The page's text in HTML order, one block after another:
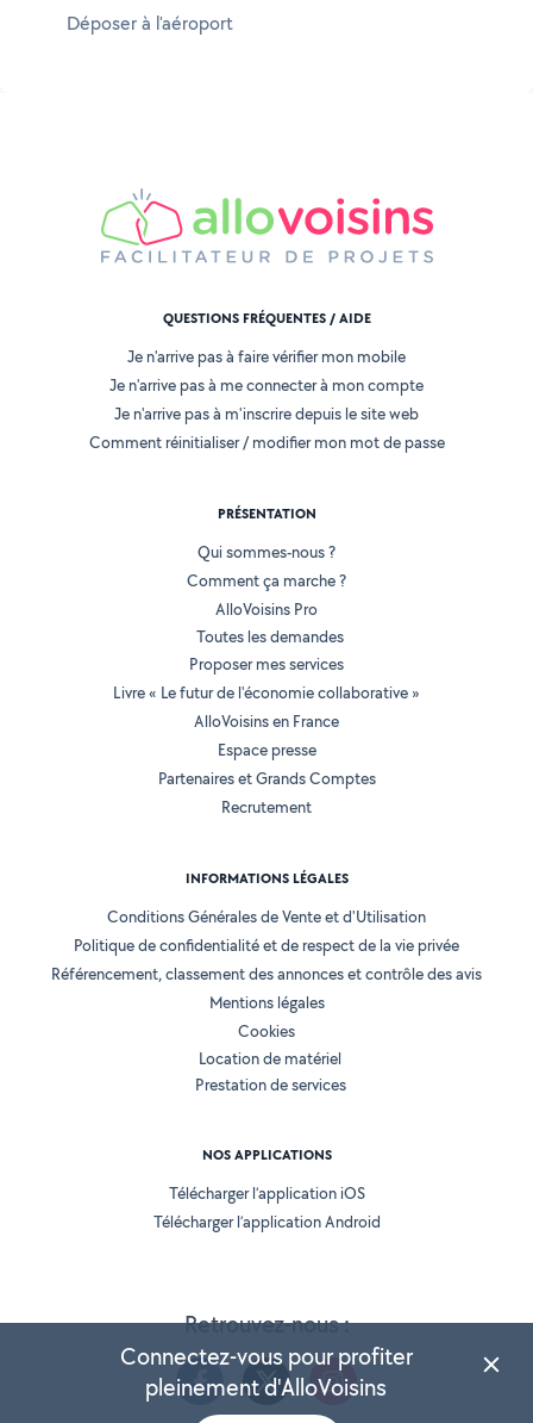
Déposer à l'aéroport
Retrouvez-nous :
QUESTIONS FRÉQUENTES / AIDE
Je n'arrive pas à faire vérifier mon mobile
Je n'arrive pas à me connecter à mon compte
Je n'arrive pas à m'inscrire depuis le site web
Comment réinitialiser / modifier mon mot de passe
PRÉSENTATION
Qui sommes-nous ?
Comment ça marche ?
AlloVoisins Pro
Toutes les demandes
Proposer mes services
Livre « Le futur de l'économie collaborative »
AlloVoisins en France
Espace presse
Partenaires et Grands Comptes
Recrutement
INFORMATIONS LÉGALES
Conditions Générales de Vente et d'Utilisation
Politique de confidentialité et de respect de la vie privée
Référencement, classement des annonces et contrôle des avis
Mentions légales
Cookies
Location de matériel
Prestation de services
NOS APPLICATIONS
Télécharger l’application iOS
Télécharger l’application Android
Connectez-vous pour profiter
pleinement d'AlloVoisins